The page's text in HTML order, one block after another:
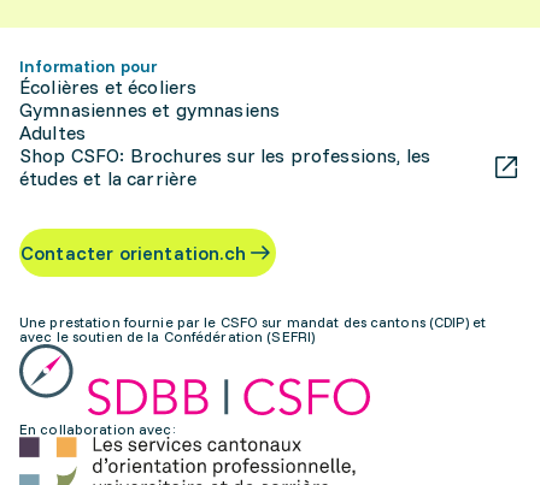
Information pour
Écolières et écoliers
Gymnasiennes et gymnasiens
Adultes
Shop CSFO: Brochures sur les professions, les
études et la carrière
Contacter orientation.ch
Une prestation fournie par le CSFO sur mandat des cantons (CDIP) et
avec le soutien de la Confédération (SEFRI)
En collaboration avec: